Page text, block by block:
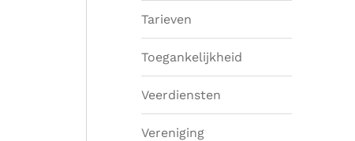
Tarieven
Toegankelijkheid
Veerdiensten
Vereniging